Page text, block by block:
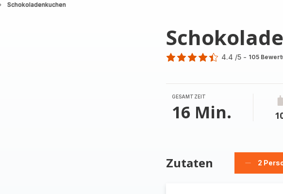
Schokoladenkuchen
4.4 /5 - 105
GESAMTZEIT
16 Min.
Zutaten
Personen
2